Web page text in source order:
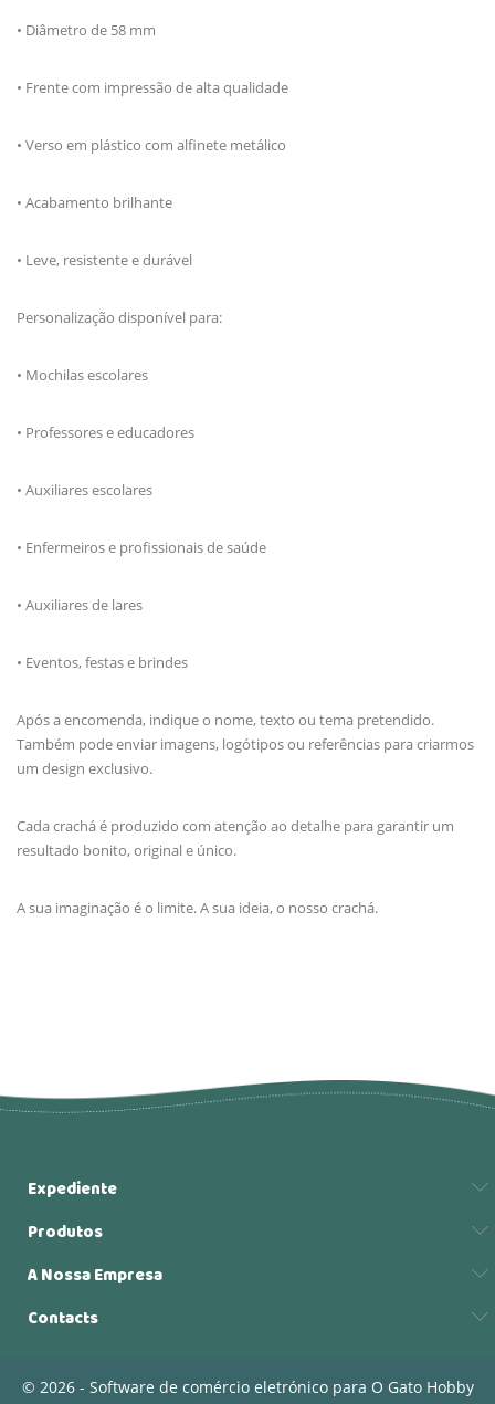
• Diâmetro de 58 mm
• Frente com impressão de alta qualidade
• Verso em plástico com alfinete metálico
• Acabamento brilhante
• Leve, resistente e durável
Personalização disponível para:
• Mochilas escolares
• Professores e educadores
• Auxiliares escolares
• Enfermeiros e profissionais de saúde
• Auxiliares de lares
• Eventos, festas e brindes
Após a encomenda, indique o nome, texto ou tema pretendido.
Também pode enviar imagens, logótipos ou referências para criarmos
um design exclusivo.
Cada crachá é produzido com atenção ao detalhe para garantir um
resultado bonito, original e único.
A sua imaginação é o limite. A sua ideia, o nosso crachá.
Expediente
Produtos
A Nossa Empresa
Contacts
© 2026 - Software de comércio eletrónico para O Gato Hobby